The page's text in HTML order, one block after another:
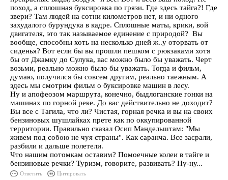
поход, а сплошная буксировка по грязи. Где здесь тайга?! Где
звери? Там людей на сотни километров нет, и ни одного
захудалого бурундука в кадре. Сплошные маты, крики, вой
двигателя, это так называемое единение с природой? Вы
вообще, способны хоть на несколько дней ж..у оторвать от
сиденья? Вот если бы вы прошли пешком с рюкзаками хотя
бы от Джамку до Сулука, вас можно было бы уважать. Черт
возьми, реально можно было бы уважать. Тогда и фильм,
думаю, получился бы совсем другим, реально таежным. А
здесь мы смотрим фильм о буксировке машин в лесу.
Ну и апофеозом маршрута, конечно, быдлоганские гонки на
машинах по горной реке. До вас действительно не доходит?
Вы все с Тагила, что ли? Чистая, горная речка и вы на своих
бензиновых шушлайках прете как по оккупированной
территории. Правильно сказал Осип Мандельштам: "Мы
живем под собою не чуя страны". Как саранча. Все засрали,
разбили и дальше полетели.
Что нашим потомкам оставим? Помоечные колеи в тайге и
бензиновые речки? Туризм, говорите, развивать? Ну-ну...
Ответить Цитировать